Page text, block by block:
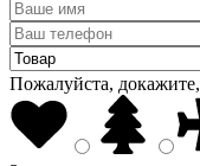
Пожалуйста,